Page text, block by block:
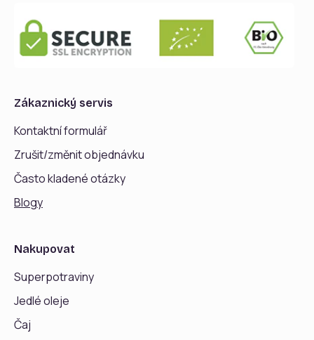
Zákaznický servis
Kontaktní formulář
Zrušit/změnit objednávku
Často kladené otázky
Blogy
Nakupovat
Superpotraviny
Jedlé oleje
Čaj